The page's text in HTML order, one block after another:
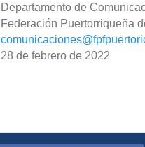
Departamento de
Federación Puertorriqueña
28 de febrero de 2022